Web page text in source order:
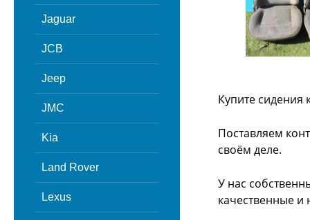
Jaguar
JCB
Jeep
JMC
Kia
Land Rover
Lexus
Купите сидения
Поставляем
своём деле.
У нас
качественные и